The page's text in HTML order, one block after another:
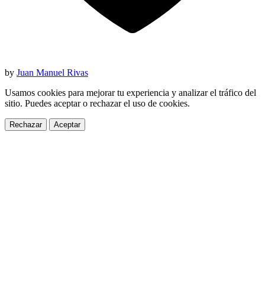
by Juan Manuel Rivas
Usamos cookies para mejorar tu experiencia y analizar el tráfico del
sitio. Puedes aceptar o rechazar el uso de cookies.
Rechazar Aceptar